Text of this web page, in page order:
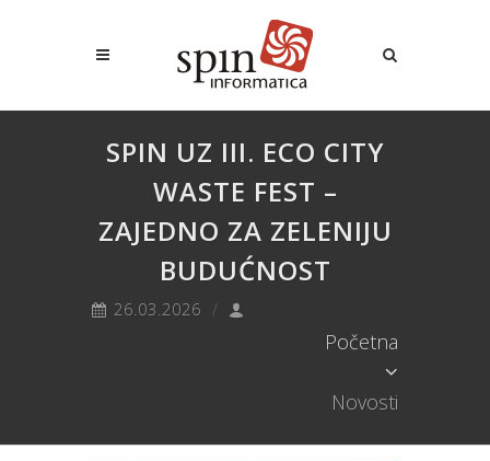
SPIN UZ III. ECO CITY
WASTE FEST –
ZAJEDNO ZA ZELENIJU
BUDUĆNOST
26.03.2026
Početna
Novosti